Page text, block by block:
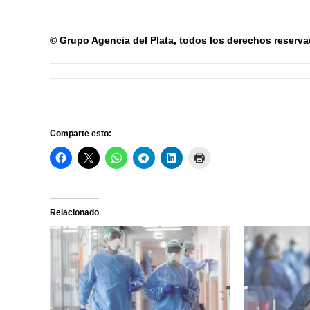
© Grupo Agencia del Plata, todos los derechos
Comparte esto:
Relacionado